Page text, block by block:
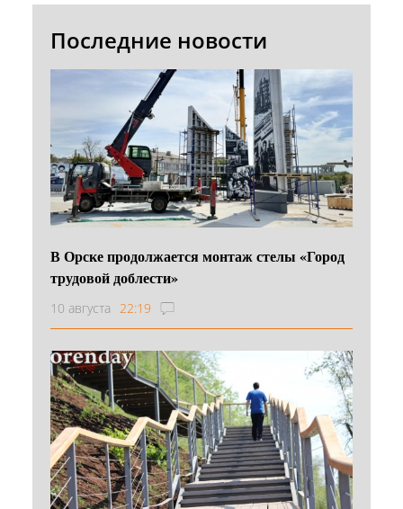
Последние новости
В Орске продолжается монтаж стелы «Город
трудовой доблести»
10 августа 22:19